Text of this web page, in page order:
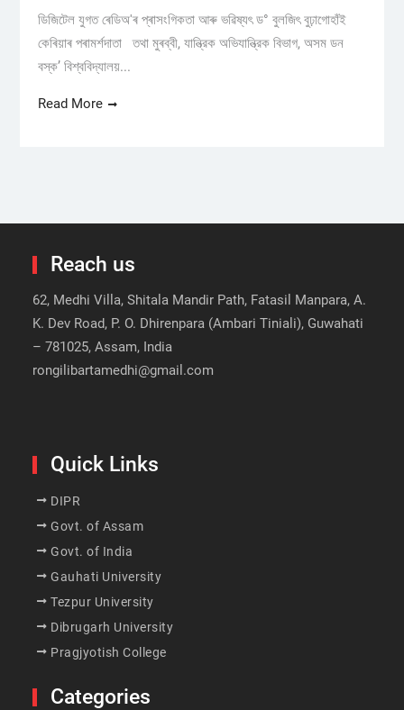
ডিজিটেল যুগত ৰেডিঅ'ৰ প্ৰাসংগিকতা আৰু ভৱিষ্যৎ ড° বুলজিৎ বুঢ়াগোহাঁই
কেৰিয়াৰ পৰামৰ্শদাতা তথা মুৰব্বী, যান্ত্রিক অভিযান্ত্রিক বিভাগ, অসম ডন
বস্ক’ বিশ্ববিদ্যালয়...
Read More
Reach us
62, Medhi Villa, Shitala Mandir Path, Fatasil Manpara, A.
K. Dev Road, P. O. Dhirenpara (Ambari Tiniali), Guwahati
– 781025, Assam, India
rongilibartamedhi@gmail.com
Quick Links
DIPR
Govt. of Assam
Govt. of India
Gauhati University
Tezpur University
Dibrugarh University
Pragjyotish College
Categories